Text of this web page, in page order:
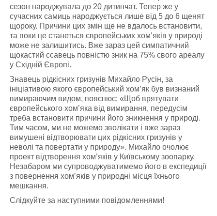
сезон народжувала до 20 дитинчат. Тепер же у
сучасних самиць народжується лише від 5 до 6 щенят
щороку. Причини цих змін ще не вдалось встановити,
та поки це станеться європейських хом’яків у природі
може не залишитись. Вже зараз цей симпатичний
щокастий ссавець повністю зник на 75% свого ареалу
у Східній Європі.
Знавець рідкісних гризунів Михайло Русін, за
ініціативою якого європейський хом’як був визнаний
вимираючим видом, пояснює: «Щоб врятувати
європейського хом’яка від вимирання, передусім
треба встановити причини його зникнення у природі.
Тим часом, ми не можемо зволікати і вже зараз
вимушені відтворювати цих рідкісних гризунів у
неволі та повертати у природу». Михайло очолює
проект відтворення хом’яків у Київському зоопарку.
Незабаром ми супроводжуватимемо його в експедиції
з повернення хом’яків у природні місця їхнього
мешкання.
Слідкуйте за наступними повідомленнями!